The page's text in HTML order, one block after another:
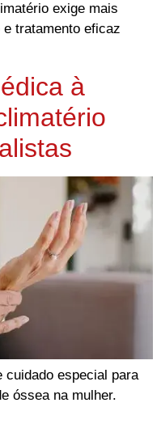
exige mais
tratamento eficaz
à
cuidado especial para
óssea na mulher.